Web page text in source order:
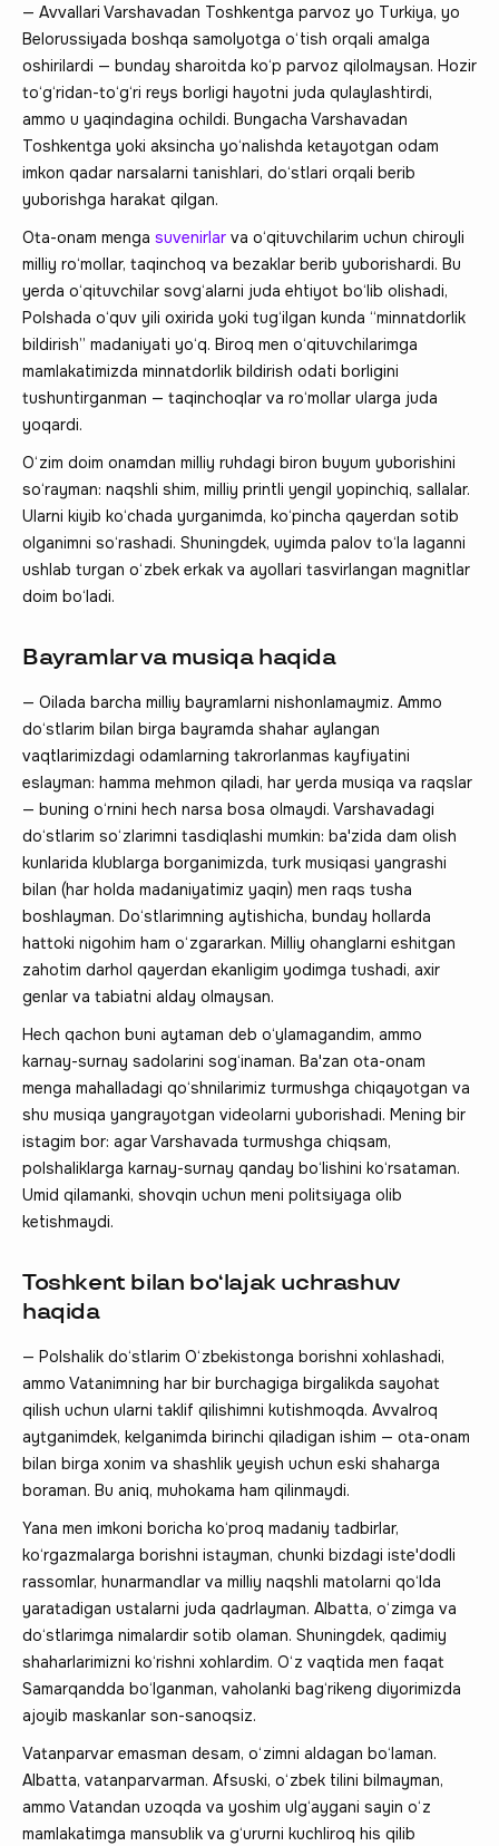
— Avvallari Varshavadan Toshkentga parvoz yo Turkiya, yo
Belorussiyada boshqa samolyotga o‘tish orqali amalga
oshirilardi — bunday sharoitda ko‘p parvoz qilolmaysan. Hozir
to‘g‘ridan-to‘g‘ri reys borligi hayotni juda qulaylashtirdi,
ammo u yaqindagina ochildi. Bungacha Varshavadan
Toshkentga yoki aksincha yo‘nalishda ketayotgan odam
imkon qadar narsalarni tanishlari, do‘stlari orqali berib
yuborishga harakat qilgan.
Ota-onam menga suvenirlar va o‘qituvchilarim uchun chiroyli
milliy ro‘mollar, taqinchoq va bezaklar berib yuborishardi. Bu
yerda o‘qituvchilar sovg‘alarni juda ehtiyot bo‘lib olishadi,
Polshada o‘quv yili oxirida yoki tug‘ilgan kunda “minnatdorlik
bildirish” madaniyati yo‘q. Biroq men o‘qituvchilarimga
mamlakatimizda minnatdorlik bildirish odati borligini
tushuntirganman — taqinchoqlar va ro‘mollar ularga juda
yoqardi.
O‘zim doim onamdan milliy ruhdagi biron buyum yuborishini
so‘rayman: naqshli shim, milliy printli yengil yopinchiq, sallalar.
Ularni kiyib ko‘chada yurganimda, ko‘pincha qayerdan sotib
olganimni so‘rashadi. Shuningdek, uyimda palov to‘la laganni
ushlab turgan o‘zbek erkak va ayollari tasvirlangan magnitlar
doim bo‘ladi.
Bayramlar va musiqa haqida
— Oilada barcha milliy bayramlarni nishonlamaymiz. Ammo
do‘stlarim bilan birga bayramda shahar aylangan
vaqtlarimizdagi odamlarning takrorlanmas kayfiyatini
eslayman: hamma mehmon qiladi, har yerda musiqa va raqslar
— buning o‘rnini hech narsa bosa olmaydi. Varshavadagi
do‘stlarim so‘zlarimni tasdiqlashi mumkin: ba'zida dam olish
kunlarida klublarga borganimizda, turk musiqasi yangrashi
bilan (har holda madaniyatimiz yaqin) men raqs tusha
boshlayman. Do‘stlarimning aytishicha, bunday hollarda
hattoki nigohim ham o‘zgararkan. Milliy ohanglarni eshitgan
zahotim darhol qayerdan ekanligim yodimga tushadi, axir
genlar va tabiatni alday olmaysan.
Hech qachon buni aytaman deb o‘ylamagandim, ammo
karnay-surnay sadolarini sog‘inaman. Ba'zan ota-onam
menga mahalladagi qo‘shnilarimiz turmushga chiqayotgan va
shu musiqa yangrayotgan videolarni yuborishadi. Mening bir
istagim bor: agar Varshavada turmushga chiqsam,
polshaliklarga karnay-surnay qanday bo‘lishini ko‘rsataman.
Umid qilamanki, shovqin uchun meni politsiyaga olib
ketishmaydi.
Toshkent bilan bo‘lajak uchrashuv
haqida
— Polshalik do‘stlarim O‘zbekistonga borishni xohlashadi,
ammo Vatanimning har bir burchagiga birgalikda sayohat
qilish uchun ularni taklif qilishimni kutishmoqda. Avvalroq
aytganimdek, kelganimda birinchi qiladigan ishim — ota-onam
bilan birga xonim va shashlik yeyish uchun eski shaharga
boraman. Bu aniq, muhokama ham qilinmaydi.
Yana men imkoni boricha ko‘proq madaniy tadbirlar,
ko‘rgazmalarga borishni istayman, chunki bizdagi iste'dodli
rassomlar, hunarmandlar va milliy naqshli matolarni qo‘lda
yaratadigan ustalarni juda qadrlayman. Albatta, o‘zimga va
do‘stlarimga nimalardir sotib olaman. Shuningdek, qadimiy
shaharlarimizni ko‘rishni xohlardim. O‘z vaqtida men faqat
Samarqandda bo‘lganman, vaholanki bag‘rikeng diyorimizda
ajoyib maskanlar son-sanoqsiz.
Vatanparvar emasman desam, o‘zimni aldagan bo‘laman.
Albatta, vatanparvarman. Afsuski, o‘zbek tilini bilmayman,
ammo Vatandan uzoqda va yoshim ulg‘aygani sayin o‘z
mamlakatimga mansublik va g‘ururni kuchliroq his qilib